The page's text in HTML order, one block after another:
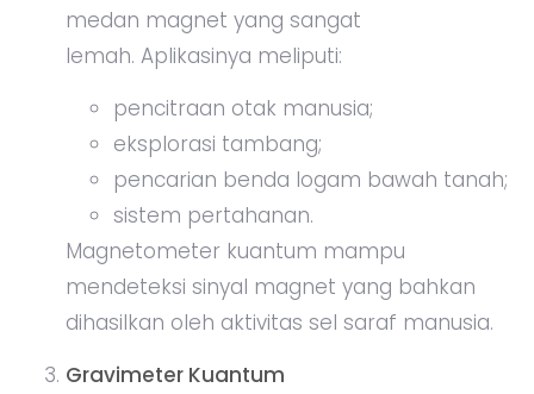
medan magnet yang sangat
lemah. Aplikasinya meliputi:
pencitraan otak manusia;
eksplorasi tambang;
pencarian benda logam bawah tanah;
sistem pertahanan.
Magnetometer kuantum mampu
mendeteksi sinyal magnet yang bahkan
dihasilkan oleh aktivitas sel saraf manusia.
Gravimeter Kuantum